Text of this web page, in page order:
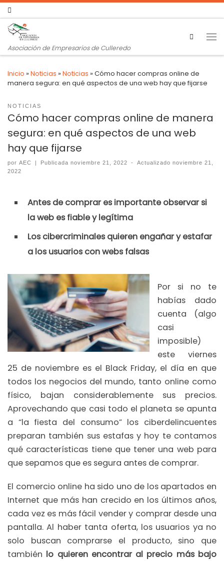
Asociación de Empresarios de Culleredo
Search
Inicio »Noticias »Noticias »Cómo hacer compras online de
manera segura: en qué aspectos de una web hay que fijarse
NOTICIAS
Cómo hacer compras online de manera
segura: en qué aspectos de una web
hay que fijarse
por AEC | Publicadanoviembre 21, 2022 - Actualizadonoviembre 21,
2022
Antes de comprar es importante observar si
la web es fiable y legítima
Los cibercriminales quieren engañar y estafar
a los usuarios con webs falsas
Por si no te
habías dado
cuenta (algo
casi
imposible)
este viernes
25 de noviembre es el Black Friday, el día en que
todos los negocios del mundo, tanto online como
físico, bajan considerablemente sus precios.
Aprovechando que casi todo el planeta se apunta
a “la fiesta del consumo” los ciberdelincuentes
preparan también sus estafas y hoy te contamos
qué características tiene que tener una web para
que sepamos que es segura antes de comprar.
El comercio online ha sido uno de los apartados en
Internet que más han crecido en los últimos años,
cada vez es más fácil vender y comprar desde una
pantalla. Al haber tanta oferta, los usuarios ya no
solo buscan comprarse el producto, sino que
también lo quieren encontrar al precio más bajo